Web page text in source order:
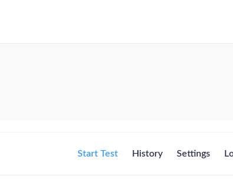
Start Test History Settings